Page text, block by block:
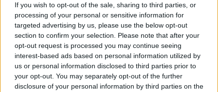
If you wish to opt-out of the sale, sharing to third parties, or
processing of your personal or sensitive information for
targeted advertising by us, please use the below opt-out
section to confirm your selection. Please note that after your
opt-out request is processed you may continue seeing
interest-based ads based on personal information utilized by
us or personal information disclosed to third parties prior to
your opt-out. You may separately opt-out of the further
disclosure of your personal information by third parties on the
Fotó: Bielik István / RTL Magyarország
Jön még kép!